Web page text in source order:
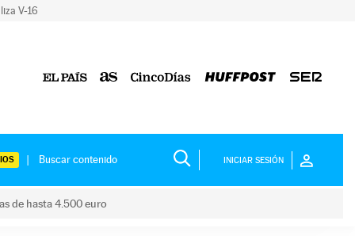
V-16
INICIAR SESIÓN
de hasta 4.500 euro